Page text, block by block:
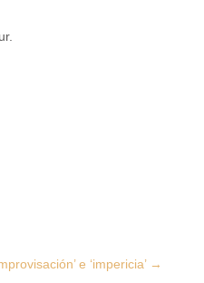
e ‘impericia’ →